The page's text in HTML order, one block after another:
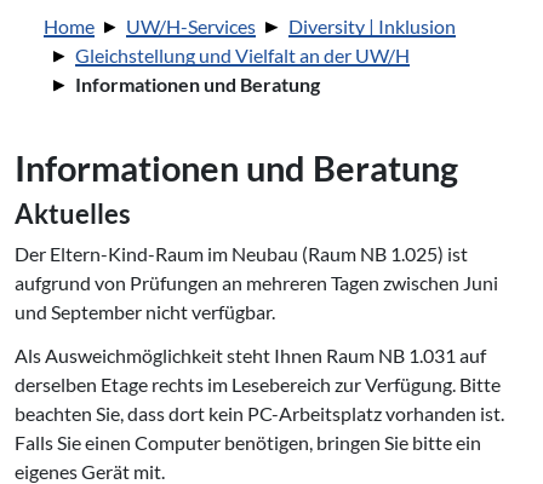
Sie sind hier:
Home UW/H-Services
Diversity | Inklusion
Gleichstellung und Vielfalt an der UW/H
Informationen und Beratung
Informationen und Beratung
Aktuelles
Der Eltern-Kind-Raum im Neubau (Raum NB 1.025) ist
aufgrund von Prüfungen an mehreren Tagen zwischen Juni
und September nicht verfügbar.
Als Ausweichmöglichkeit steht Ihnen Raum NB 1.031 auf
derselben Etage rechts im Lesebereich zur Verfügung. Bitte
beachten Sie, dass dort kein PC-Arbeitsplatz vorhanden ist.
Falls Sie einen Computer benötigen, bringen Sie bitte ein
eigenes Gerät mit.